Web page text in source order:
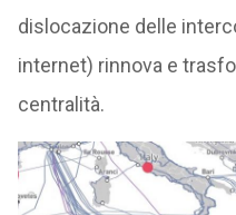
dislocazione delle
internet) rinnova e
centralità.